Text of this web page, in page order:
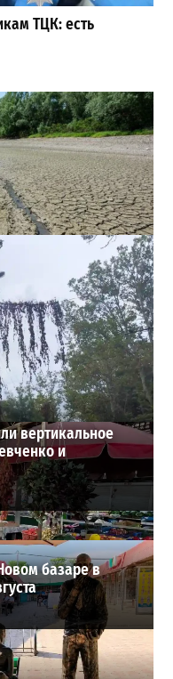
ТЦК: есть
просят срочно
вертикальное
и
базаре в